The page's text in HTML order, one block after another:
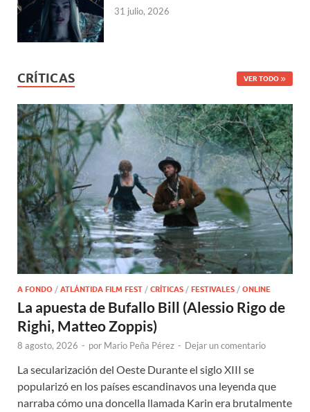
31 julio, 2026
CRÍTICAS VER TODO
A FONDO / ATLÁNTIDA FILM FEST / CRÍTICAS / FESTIVALES / ONLINE
La apuesta de Bufallo Bill (Alessio Rigo de
Righi, Matteo Zoppis)
8 agosto, 2026 - por Mario Peña Pérez - Dejar un comentario
La secularización del Oeste Durante el siglo XIII se
popularizó en los países escandinavos una leyenda que
narraba cómo una doncella llamada Karin era brutalmente